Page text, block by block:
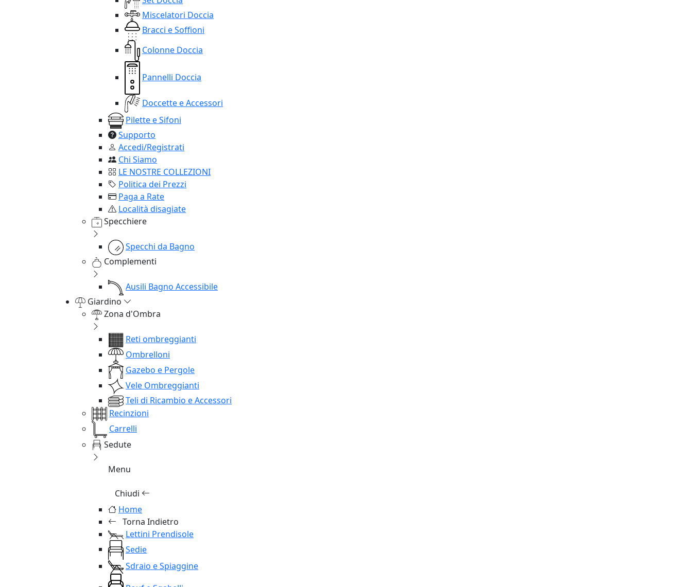
Miscelatori Doccia
Bracci e Soffioni
Colonne Doccia
Pannelli Doccia
Doccette e Accessori
Pilette e Sifoni
Supporto
Accedi/Registrati
Chi Siamo
LE NOSTRE COLLEZIONI
Politica dei Prezzi
Paga a Rate
Località disagiate
Specchiere
Specchi da Bagno
Complementi
Ausili Bagno Accessibile
Giardino
Zona d'Ombra
Reti ombreggianti
Ombrelloni
Gazebo e Pergole
Vele Ombreggianti
Teli di Ricambio e Accessori
Recinzioni
Carrelli
Sedute
Menu
Chiudi
Home
Torna Indietro
Lettini Prendisole
Sedie
Sdraio e Spiaggine